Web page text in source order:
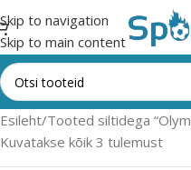
Skip to navigation
Skip to main content
Esileht Tooted siltidega
Kuvatakse kõik 3 tulemust